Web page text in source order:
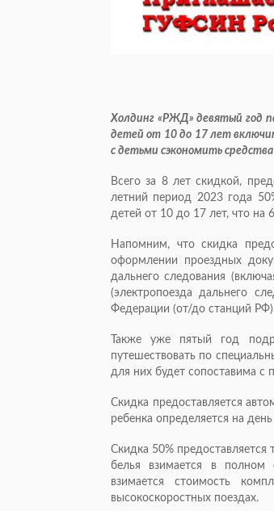
Холдинг «РЖД» девятый год
детей от 10 до 17 лет
с детьми сэкономить
Всего за 8 лет скидкой,
летний период 2023 года
детей от 10 до 17 лет, что на
Напомним, что скидка
оформлении проездных
дальнего следования
(электропоезда дальнего
Федерации (от/до станций
Также уже пятый год
путешествовать по
для них будет сопоставима с
Скидка предоставляется
ребенка определяется на
Скидка 50% предоставляется
белья взимается в полном
взимается стоимость
высокоскоростных поездах.